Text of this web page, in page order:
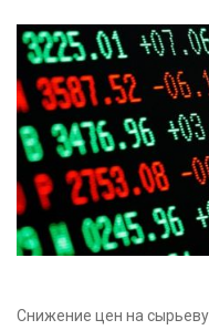
Снижение цен на